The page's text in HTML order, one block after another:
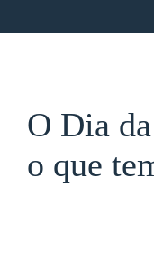
O Dia
o que